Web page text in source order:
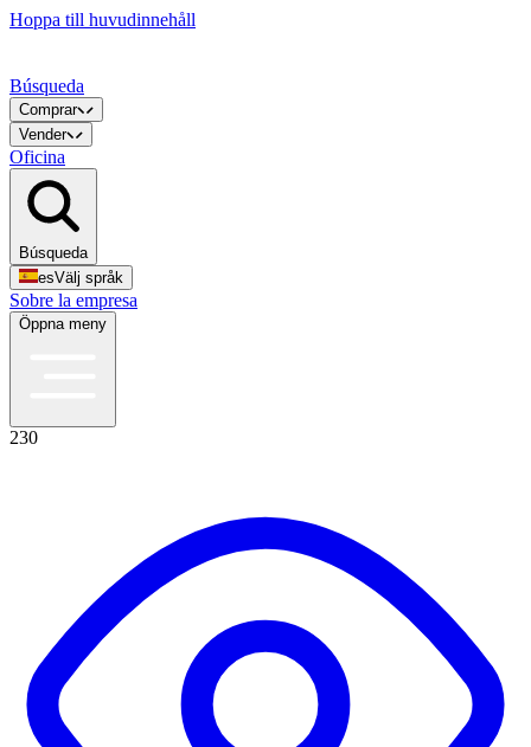
Hoppa till huvudinnehåll
Búsqueda
Comprar
Vender
Oficina
Búsqueda
esVälj språk
Sobre la empresa
Öppna meny
230